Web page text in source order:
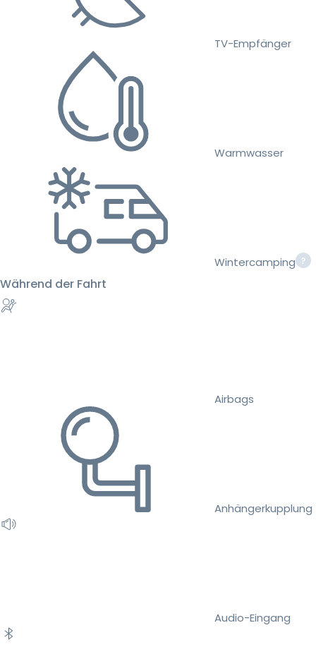
TV-Empfänger
Warmwasser
Wintercamping
Während der Fahrt
Airbags
Anhängerkupplung
Audio-Eingang